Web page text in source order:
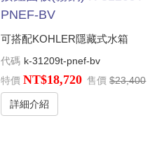
PNEF-BV
可搭配KOHLER隱藏式水箱
代碼 k-31209t-pnef-bv
特價 NT$18,720 售價 $23,400
詳細介紹